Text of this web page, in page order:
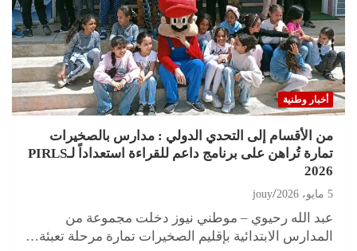
أخبار وطنية
من الأقسام إلى التحدي الدولي : مدارس بالصخيرات
تمارة تُراهن على برنامج داعم للقراءة استعداداً لـPIRLS
2026
5 مايو، 2026 jouy
عبد الله رحيوي – موطني نيوز دخلت مجموعة من
المدارس الابتدائية بإقليم الصخيرات تمارة مرحلة تعبئة…